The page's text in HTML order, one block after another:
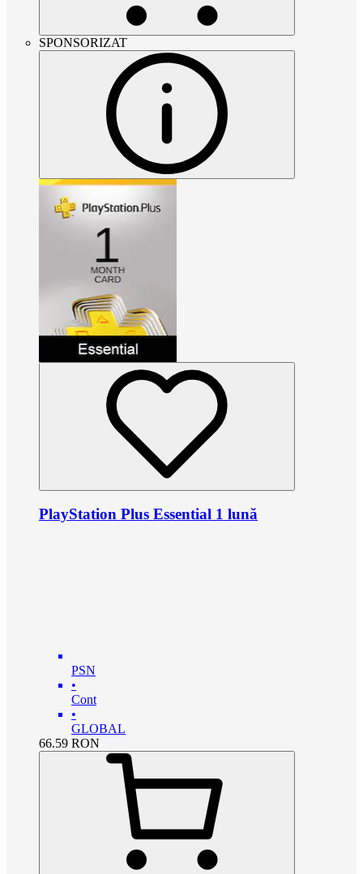
SPONSORIZAT
PlayStation Plus Essential 1 lună
PSN
•
Cont
•
GLOBAL
66.59 RON